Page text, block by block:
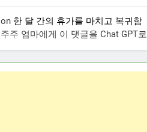
on 한 달 간의 휴가를 마치고 복귀함
주주 엄마에게 이 댓글을 Chat GPT로